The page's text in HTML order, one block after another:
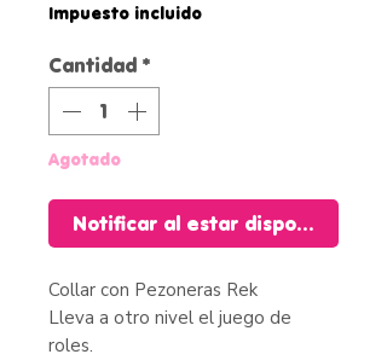
Impuesto incluido
Cantidad *
Agotado
Notificar al estar disponible
Collar con Pezoneras Rek
Lleva a otro nivel el juego de
roles.